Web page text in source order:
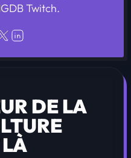
Twitch.
DE LA
LÀ